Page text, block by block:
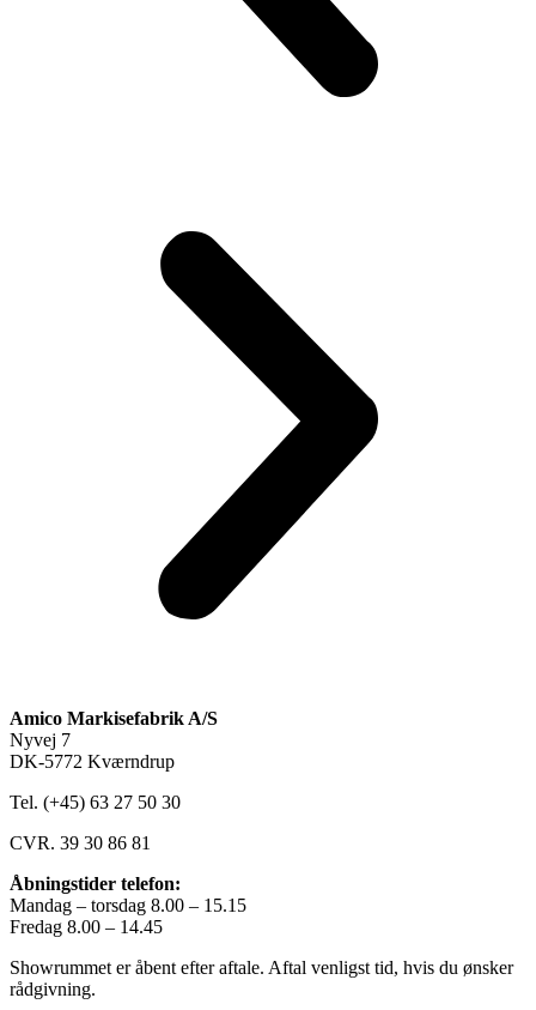
Amico Markisefabrik A/S
Nyvej 7
DK-5772 Kværndrup
Tel. (+45) 63 27 50 30
CVR. 39 30 86 81
Åbningstider telefon:
Mandag – torsdag 8.00 – 15.15
Fredag 8.00 – 14.45
Showrummet er åbent efter aftale. Aftal venligst tid, hvis du ønsker
rådgivning.